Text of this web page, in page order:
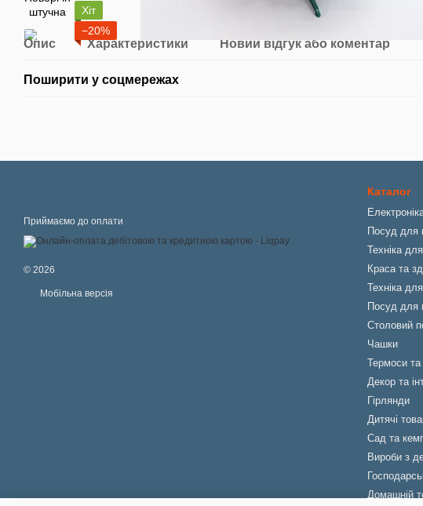
Хіт
−20%
Опис Характеристики Новий відгук або коментар
Поширити у соцмережах
Приймаємо до оплати
© 2026
Мобільна версія
Каталог
Посуд для
Техніка
Краса та
Техніка
Посуд для
Столовий
Чашки
Термоси
Декор та
Гірлянди
Дитячі
Сад та
Вироби з
Домашній